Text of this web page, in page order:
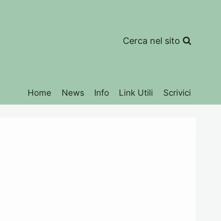
Cerca nel sito
Home News Info Link Utili Scrivici